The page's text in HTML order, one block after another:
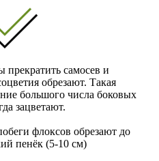
самосев и
обрезают. Такая
большого числа боковых
зацветают.
флоксов обрезают до
пенёк (5-10 см)